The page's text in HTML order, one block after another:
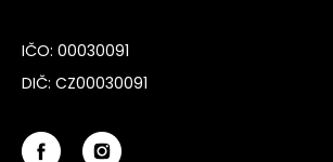
IČO: 00030091
DIČ: CZ00030091